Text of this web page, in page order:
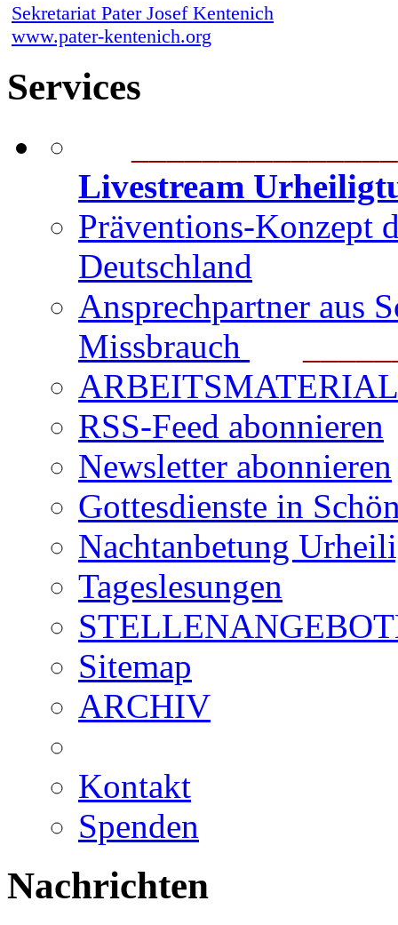
Sekretariat Pater Josef Kentenich
www.pater-kentenich.org
Services
Livestream
Präventions-Konzept
Deutschland
Ansprechpartner aus
Missbrauch
ARBEITSMATERIAL
RSS-Feed abonnieren
Newsletter abonnieren
Gottesdienste in
Nachtanbetung
Tageslesungen
Sitemap
ARCHIV
Kontakt
Spenden
Nachrichten